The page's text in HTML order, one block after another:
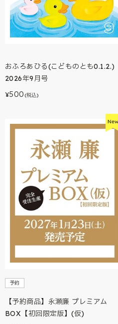
おふろあひる(こどものとも0.1.2.)
2026年9月号
¥500 (税込)
予約
【予約商品】永瀬廉 プレミアム
BOX【初回限定版】(仮)